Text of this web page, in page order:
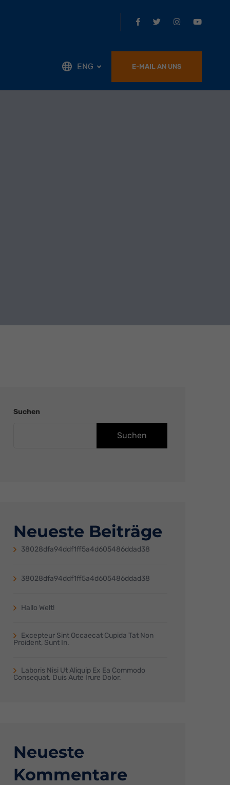
ENG E-MAIL AN UNS
Suchen
Suchen
Neueste Beiträge
38028dfa94ddf1ff5a4d605486ddad38
38028dfa94ddf1ff5a4d605486ddad38
Hallo Welt!
Excepteur Sint Occaecat Cupida Tat Non
Proident, Sunt In.
Laboris Nisi Ut Aliquip Ex Ea Commodo
Consequat. Duis Aute Irure Dolor.
Neueste
Kommentare